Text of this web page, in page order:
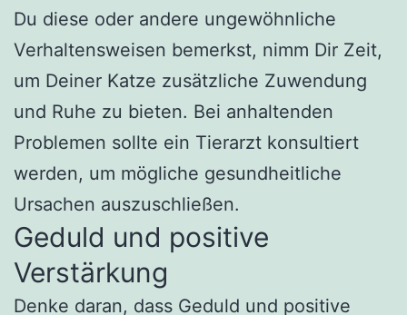
Du diese oder andere ungewöhnliche
Verhaltensweisen bemerkst, nimm Dir Zeit,
um Deiner Katze zusätzliche Zuwendung
und Ruhe zu bieten. Bei anhaltenden
Problemen sollte ein Tierarzt konsultiert
werden, um mögliche gesundheitliche
Ursachen auszuschließen.
Geduld und positive
Verstärkung
Denke daran, dass Geduld und positive